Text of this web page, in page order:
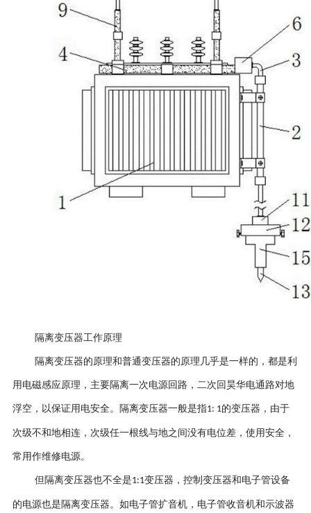
隔离变压器工作原理
隔离变压器的原理和普通变压器的原理几乎是一样的，都是利
用电磁感应原理，主要隔离一次电源回路，二次回昊华电通路对地
浮空，以保证用电安全。隔离变压器一般是指1: 1的变压器，由于
次级不和地相连，次级任一根线与地之间没有电位差，使用安全，
常用作维修电源。
但隔离变压器也不全是1:1变压器，控制变压器和电子管设备
的电源也是隔离变压器。如电子管扩音机，电子管收音机和示波器